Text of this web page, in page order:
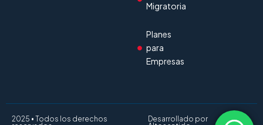
Migratoria
Planes
para
Empresas
2025 • Todos los derechos
Desarrollado por